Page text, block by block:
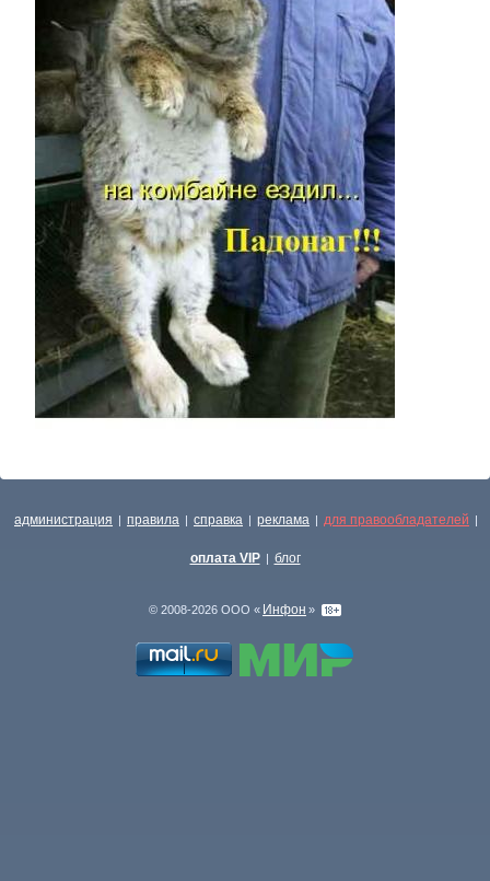
администрация | правила | справка | реклама | для правообладателей |
оплата VIP | блог
© 2008-2026 ООО « Инфон »